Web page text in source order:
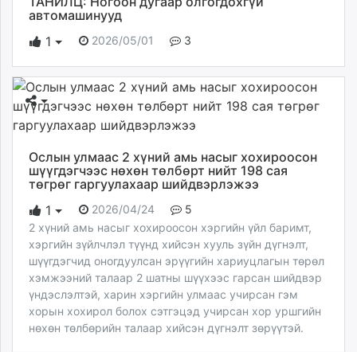
автомашинууд
1
2026/05/01 3
Ослын улмаас 2 хүний амь насыг хохироосон
шүүгдэгчээс нөхөн төлбөрт нийт 198 сая
төгрөг гаргуулахаар шийдвэрлэжээ
1
2026/04/24
5
2 хүний амь насыг хохироосон хэргийн үйл баримт,
хэргийн зүйлчлэл түүнд хийсэн хууль зүйн дүгнэлт,
шүүгдэгчид оногдуулсан эрүүгийн хариуцлагын төрөл
хэмжээний талаар 2 шатны шүүхээс гарсан шийдвэр
үндэслэлтэй, харин хэргийн улмаас учирсан гэм
хорын хохирол болох сэтгэцэд учирсан хор уршгийн
нөхөн төлбөрийн талаар хийсэн дүгнэлт зөрүүтэй.